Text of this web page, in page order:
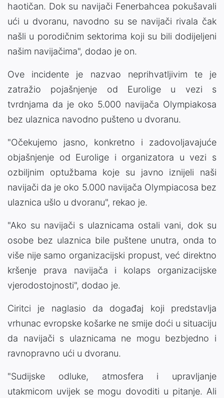
haotičan. Dok su navijači Fenerbahcea pokušavali
ući u dvoranu, navodno su se navijači rivala čak
našli u porodičnim sektorima koji su bili dodijeljeni
našim navijačima", dodao je on.
Ove incidente je nazvao neprihvatljivim te je
zatražio pojašnjenje od Eurolige u vezi s
tvrdnjama da je oko 5.000 navijača Olympiakosa
bez ulaznica navodno pušteno u dvoranu.
"Očekujemo jasno, konkretno i zadovoljavajuće
objašnjenje od Eurolige i organizatora u vezi s
ozbiljnim optužbama koje su javno iznijeli naši
navijači da je oko 5.000 navijača Olympiacosa bez
ulaznica ušlo u dvoranu", rekao je.
"Ako su navijači s ulaznicama ostali vani, dok su
osobe bez ulaznica bile puštene unutra, onda to
više nije samo organizacijski propust, već direktno
kršenje prava navijača i kolaps organizacijske
vjerodostojnosti", dodao je.
Ciritci je naglasio da događaj koji predstavlja
vrhunac evropske košarke ne smije doći u situaciju
da navijači s ulaznicama ne mogu bezbjedno i
ravnopravno ući u dvoranu.
"Sudijske odluke, atmosfera i upravljanje
utakmicom uvijek se mogu dovoditi u pitanje. Ali